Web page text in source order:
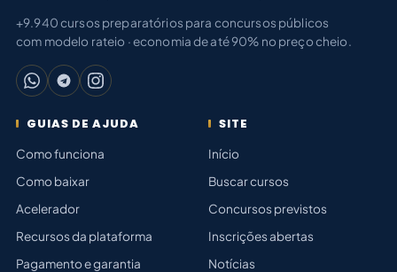
+9.940 cursos preparatórios para concursos públicos
com modelo rateio · economia de até 90% no preço cheio.
GUIAS DE AJUDA
Como funciona
Como baixar
Acelerador
Recursos da plataforma
Pagamento e garantia
SITE
Início
Buscar cursos
Concursos previstos
Inscrições abertas
Notícias